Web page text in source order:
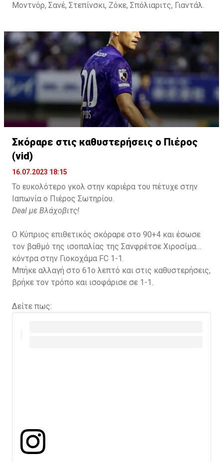
Μοντνόρ, Σανέ, Στεπίνσκι, Ζόκε, Σπόλιαριτς, Γιαντάλ.
Σκόραρε στις καθυστερήσεις ο Πιέρος
(vid)
16.07.2023 18:15
Το ευκολότερο γκολ στην καριέρα του πέτυχε στην
Ιαπωνία ο Πιέρος Σωτηρίου.
Deal με Βλάχοβιτς!
Ο Κύπριος επιθετικός σκόραρε στο 90+4 και έσωσε
τον βαθμό της ισοπαλίας της Σανφρέτσε Χιροσίμα
κόντρα στην Γιοκοχάμα FC 1-1.
Μπήκε αλλαγή στο 61ο λεπτό και στις καθυστερήσεις,
βρήκε τον τρόπο και ισοφάρισε σε 1-1.
Δείτε πως: